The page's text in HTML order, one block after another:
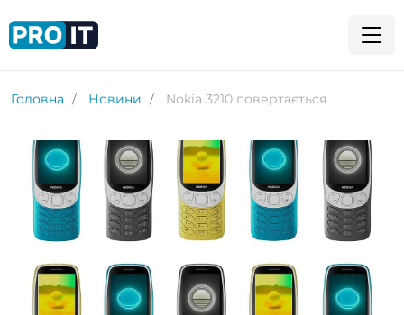
Головна Новини Nokia 3210 повертається